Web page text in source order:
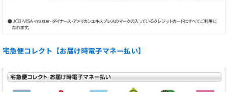
宅急便コレクト【お届け時電子マネー払い】